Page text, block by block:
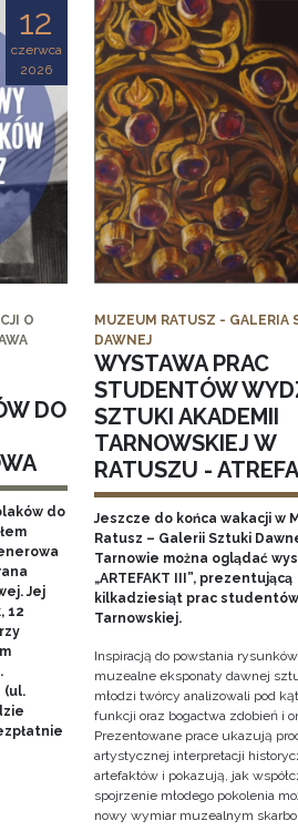
12
czerwca
2026
O
DO
do
Jej
12
(ul.
MUZEUM RATUSZ - GALERIA
DAWNEJ
WYSTAWA PRAC
STUDENTÓW
SZTUKI AKADEMII
TARNOWSKIEJ W
RATUSZU -
Jeszcze do końca wakacji w
Ratusz – Galerii Sztuki
Tarnowie można oglądać
„ARTEFAKT III”, prezentującą
kilkadziesiąt prac
Tarnowskiej.
Inspiracją do powstania
muzealne eksponaty dawnej
młodzi twórcy analizowali pod
funkcji oraz bogactwa zdobień i
Prezentowane prace ukazują
artystycznej interpretacji
artefaktów i pokazują, jak
spojrzenie młodego pokolenia
nowy wymiar muzealnym